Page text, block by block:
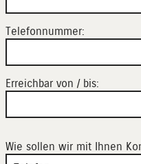
Telefonnummer:
Erreichbar von / bis:
Wie sollen wir mit Ihnen